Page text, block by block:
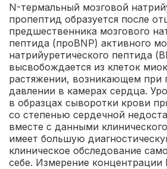
N-термальный мозговой
пропептид образуется после
предшественника мозгового
пептида (проBNP) активного
натрийуретического пептида
высвобождается из клеток
растяжении, возникающем
давлении в камерах сердца.
в образцах сыворотки крови
со степенью сердечной
вместе с данными
имеет большую
клиническое обследование
себе. Измерение концентрации